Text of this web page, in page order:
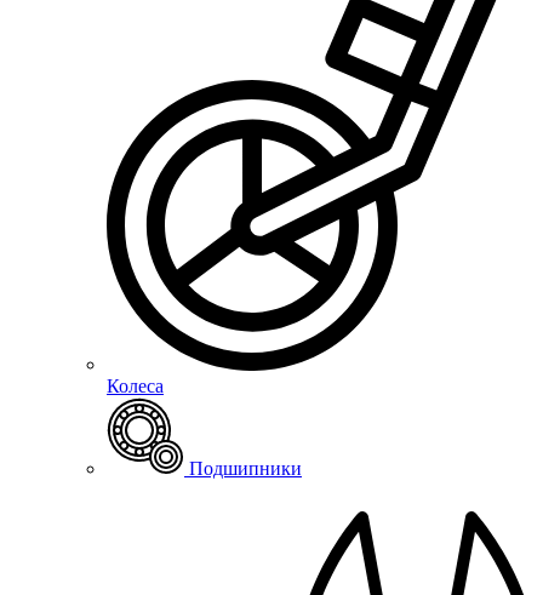
Колеса
Подшипники